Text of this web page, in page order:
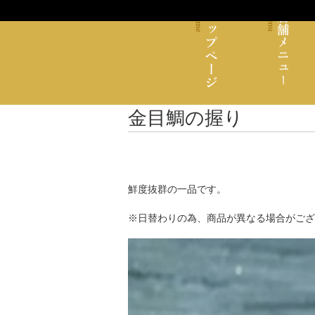
金目鯛の握り
鮮度抜群の一品です。
※日替わりの為、商品が異なる場合がご